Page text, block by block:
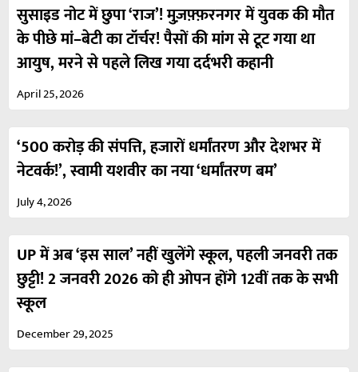
सुसाइड नोट में छुपा ‘राज’! मुज़फ़्फ़रनगर में युवक की मौत
के पीछे मां–बेटी का टॉर्चर! पैसों की मांग से टूट गया था
आयुष, मरने से पहले लिख गया दर्दभरी कहानी
April 25, 2026
‘500 करोड़ की संपत्ति, हजारों धर्मांतरण और देशभर में
नेटवर्क!’, स्वामी यशवीर का नया ‘धर्मांतरण बम’
July 4, 2026
UP में अब ‘इस साल’ नहीं खुलेंगे स्कूल, पहली जनवरी तक
छुट्टी! 2 जनवरी 2026 को ही ओपन होंगे 12वीं तक के सभी
स्कूल
December 29, 2025